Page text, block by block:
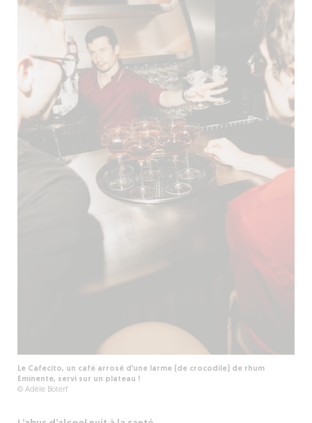
Le Cafecito, un café arrosé d’une larme (de crocodile) de rhum
Eminente, servi sur un plateau !
© Adèle Boterf